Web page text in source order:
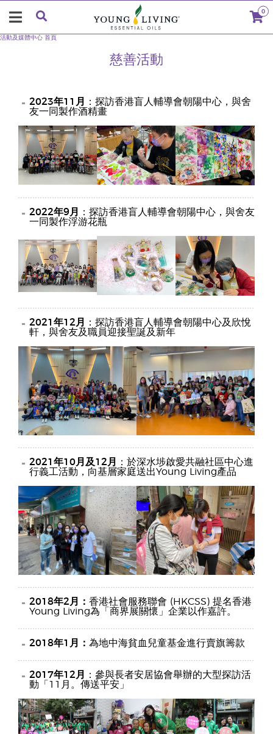
0
慈善活動
活動及媒體中心 首頁
2023年11月
：探訪香港盲人輔導會朝陽中心，與舍
友一同製作酒精畫
2022年9月
：探訪香港盲人輔導會朝陽中心，與舍友
一同製作浮游花瓶
2021年12月
：探訪香港盲人輔導會朝陽中心及欣悅
軒，與舍友及職員迎接聖誕及新年
2021年10月及12月
：於深水埗啟愛共融社區中心進
行義工活動，向基層家庭送出Young Living產品
2018年2月： 香港社會服務聯會 (HKCSS) 提名香港
Young Living為「商界展關懷」企業以作嘉許。
2018年1月： 為地中海貧血兒童基金進行賣旗籌款
2017年12月
：參與長者安居協會舉辦的大型探訪活
動「11月。傳送平安」